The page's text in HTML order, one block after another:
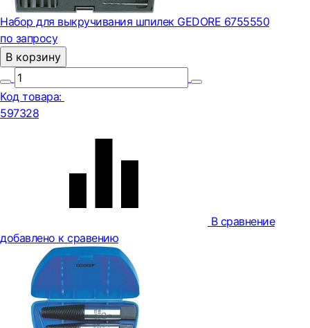
Набор для выкручивания шпилек GEDORE 6755550
по запросу
В корзину
Код товара:
597328
В сравнение
добавлено к сравению